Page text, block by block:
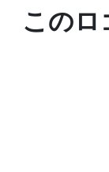
このロ